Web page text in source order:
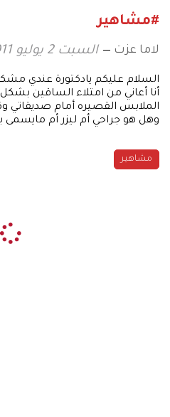
#مشاهير
لاما عزت السبت 2 يوليو 2011 09:21
السلام عليكم يادكتورة عندي
أنا أعاني من امتلاء الساقين
الملابس القصيره أمام
وهل هو جراحي أم ليزر أم مايسمى
مشاهير